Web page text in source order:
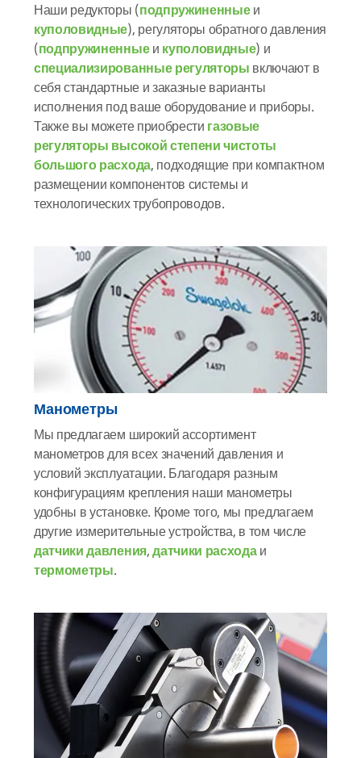
Наши редукторы (подпружиненныеи
куполовидные), регуляторы обратного давления
(подпружиненныеи куполовидные) и
специализированные регуляторы включают в
себя стандартные и заказные варианты
исполнения под ваше оборудование и приборы.
Также вы можете приобрести газовые
регуляторы высокой степени чистоты
большого расхода, подходящие при компактном
размещении компонентов системы и
технологических трубопроводов.
Манометры
Мы предлагаем широкий ассортимент
манометров для всех значений давления и
условий эксплуатации. Благодаря разным
конфигурациям крепления наши манометры
удобны в установке. Кроме того, мы предлагаем
другие измерительные устройства, в том числе
датчики давления,датчики расходаи
термометры.